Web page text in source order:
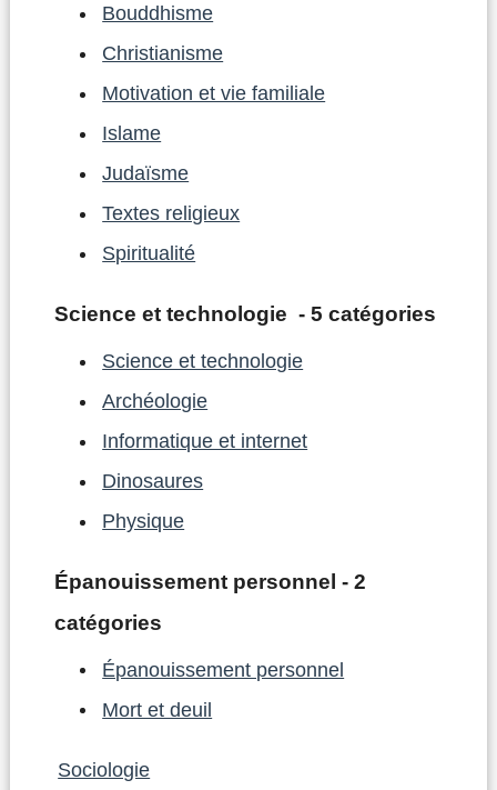
Bouddhisme
Christianisme
Motivation et vie familiale
Islame
Judaïsme
Textes religieux
Spiritualité
Science et technologie - 5 catégories
Science et technologie
Archéologie
Informatique et internet
Dinosaures
Physique
Épanouissement personnel - 2
catégories
Épanouissement personnel
Mort et deuil
Sociologie